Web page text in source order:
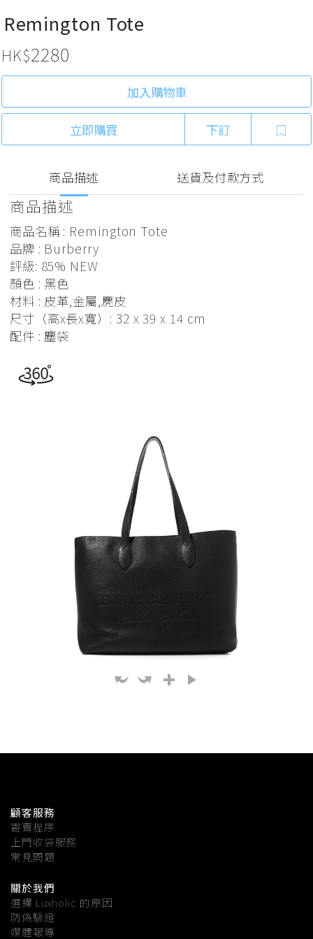
Remington Tote
HK$2280
加入購物車
立即購買 下訂
商品描述 送貨及付款方式
商品描述
商品名稱 : Remington Tote
品牌 : Burberry
評級: 85% NEW
顏色 : 黑色
材料 : 皮革,金屬,麂皮
尺寸（高x長x寬）: 32 x 39 x 14 cm
配件 : 塵袋
顧客服務
寄賣程序
上門收袋服務
常見問題
關於我們
選擇 Luxholic 的原因
防偽驗證
媒體報導